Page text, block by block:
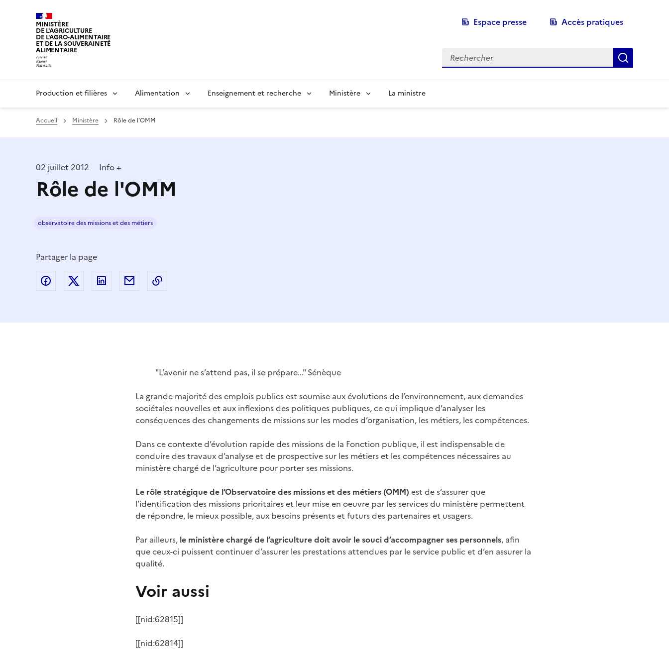
MINISTÈRE
DE L'AGRICULTURE
DE L'AGRO-ALIMENTAIRE
ET DE LA SOUVERAINETÉ
ALIMENTAIRE
Espace presse Accès pratiques
Recherche
Production et filières Alimentation Enseignement et recherche Ministère La ministre
Accueil Ministère Rôle de l'OMM
02 juillet 2012 Info +
Rôle de l'OMM
observatoire des missions et des métiers
Partager la page
Partager sur Facebook
Partager sur Twitter
Partager sur LinkedIn
Partager par email
"L’avenir ne s’attend pas, il se prépare..." Sénèque
La grande majorité des emplois publics est soumise aux évolutions de l’environnement, aux demandes
sociétales nouvelles et aux inflexions des politiques publiques, ce qui implique d’analyser les
conséquences des changements de missions sur les modes d’organisation, les métiers, les compétences.
Dans ce contexte d’évolution rapide des missions de la Fonction publique, il est indispensable de
conduire des travaux d’analyse et de prospective sur les métiers et les compétences nécessaires au
ministère chargé de l’agriculture pour porter ses missions.
Le rôle stratégique de l’Observatoire des missions et des métiers (OMM) est de s’assurer que
l’identification des missions prioritaires et leur mise en oeuvre par les services du ministère permettent
de répondre, le mieux possible, aux besoins présents et futurs des partenaires et usagers.
Par ailleurs, le ministère chargé de l’agriculture doit avoir le souci d’accompagner ses personnels, afin
que ceux-ci puissent continuer d’assurer les prestations attendues par le service public et d’en assurer la
qualité.
Voir aussi
[[nid:62815]]
[[nid:62814]]